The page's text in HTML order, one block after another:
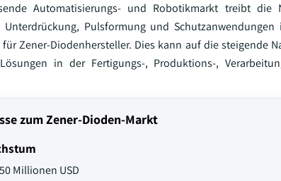
Automatisierungs- und Robotikmarkt treibt die
Unterdrückung, Pulsformung und
Zener-Diodenhersteller. Dies kann auf die steigende
in der Fertigungs-, Produktions-,
zum Zener-Dioden-Markt
Millionen USD